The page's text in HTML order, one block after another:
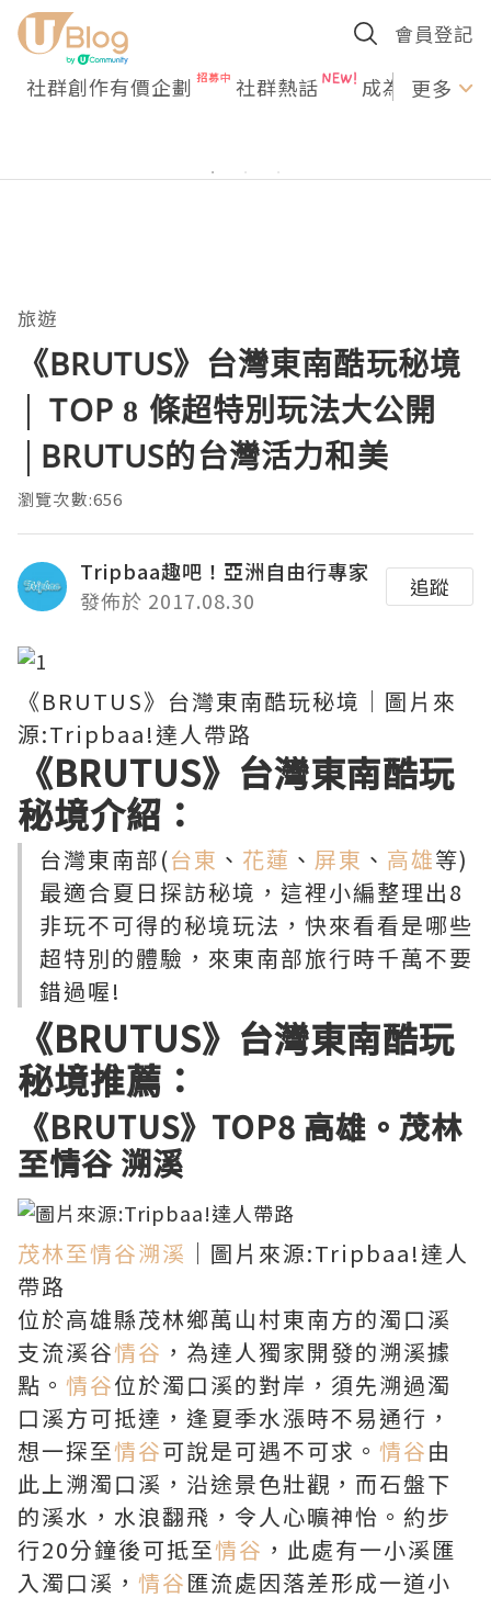
會員登記
社群創作有價企劃 社群熱話 成為U更多
旅遊
《BRUTUS》台灣東南酷玩秘境
│ TOP 8 條超特別玩法大公開
│BRUTUS的台灣活力和美
瀏覽次數:656
Tripbaa趣吧！亞洲自由行專家
發佈於 2017.08.30
追蹤
《BRUTUS》台灣東南酷玩秘境｜圖片來
源:Tripbaa!達人帶路
《BRUTUS》台灣東南酷玩
秘境介紹：
台灣東南部(台東 、 花蓮 、 屏東 、 高雄等)
最適合夏日探訪秘境，這裡小編整理出8
非玩不可得的秘境玩法，快來看看是哪些
超特別的體驗，來東南部旅行時千萬不要
錯過喔!
《BRUTUS》台灣東南酷玩
秘境推薦：
《BRUTUS》TOP8 高雄。茂林
至情谷 溯溪
茂林至情谷溯溪 ｜圖片來源:Tripbaa!達人
帶路
位於高雄縣茂林鄉萬山村東南方的濁口溪
支流溪谷情谷 ，為達人獨家開發的溯溪據
點。 情谷位於濁口溪的對岸，須先溯過濁
口溪方可抵達，逢夏季水漲時不易通行，
想一探至情谷可說是可遇不可求。 情谷由
此上溯濁口溪，沿途景色壯觀，而石盤下
的溪水，水浪翻飛，令人心曠神怡。約步
行20分鐘後可抵至情谷 ，此處有一小溪匯
入濁口溪， 情谷匯流處因落差形成一道小